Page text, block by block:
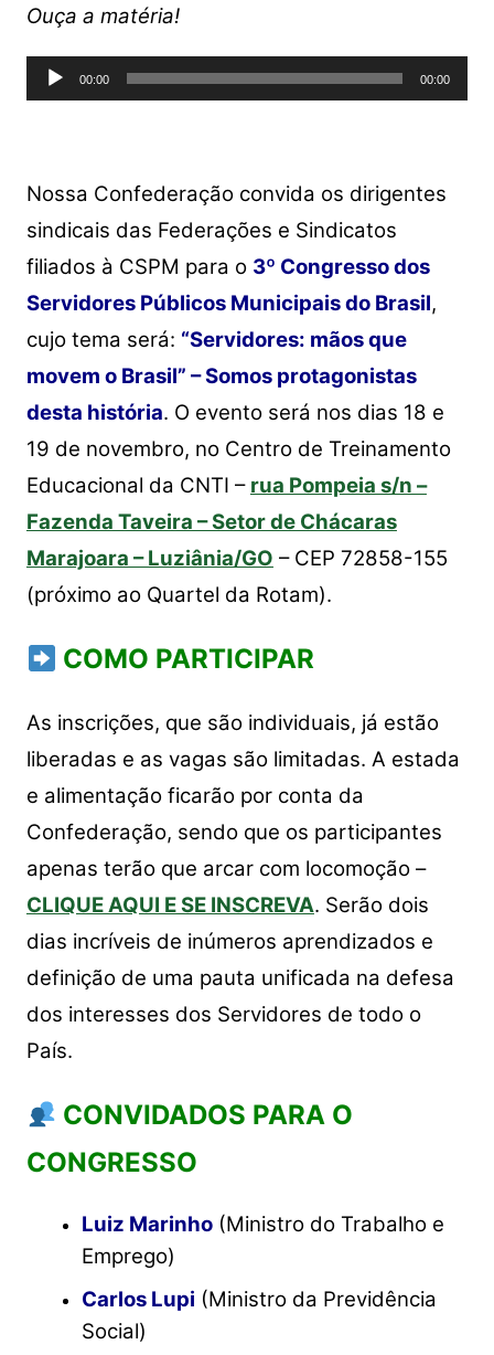
at
s
A
c
e
b
k
itt
er y
Li
e
Ouça a matéria!
Tocador
de
00:00 00:00
Nossa Confederação convida os dirigentes
sindicais das Federações e Sindicatos
filiados à CSPM para o 3º Congresso dos
Servidores Públicos Municipais do Brasil,
cujo tema será: “Servidores: mãos que
movem o Brasil” – Somos protagonistas
desta história. O evento será nos dias 18 e
19 de novembro, no Centro de Treinamento
Educacional da CNTI – rua Pompeia s/n –
Fazenda Taveira – Setor de Chácaras
Marajoara – Luziânia/GO – CEP 72858-155
(próximo ao Quartel da Rotam).
COMO PARTICIPAR
As inscrições, que são individuais, já estão
liberadas e as vagas são limitadas. A estada
e alimentação ficarão por conta da
Confederação, sendo que os participantes
apenas terão que arcar com locomoção –
CLIQUE AQUI E SE INSCREVA. Serão dois
dias incríveis de inúmeros aprendizados e
definição de uma pauta unificada na defesa
dos interesses dos Servidores de todo o
País.
CONVIDADOS PARA O
CONGRESSO
Luiz Marinho(Ministro do Trabalho e
Emprego)
Carlos Lupi (Ministro da Previdência
Social)